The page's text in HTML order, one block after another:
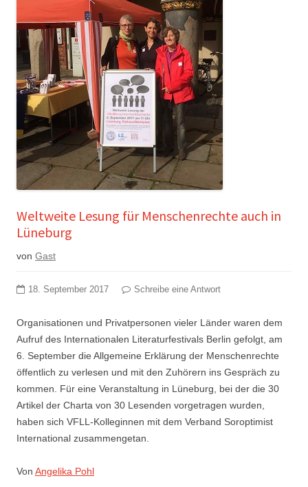
Weltweite Lesung für Menschenrechte auch in
Lüneburg
von Gast
18. September 2017 Schreibe eine Antwort
Organisationen und Privatpersonen vieler Länder waren dem
Aufruf des Internationalen Literaturfestivals Berlin gefolgt, am
6. September die Allgemeine Erklärung der Menschenrechte
öffentlich zu verlesen und mit den Zuhörern ins Gespräch zu
kommen. Für eine Veranstaltung in Lüneburg, bei der die 30
Artikel der Charta von 30 Lesenden vorgetragen wurden,
haben sich VFLL-Kolleginnen mit dem Verband Soroptimist
International zusammengetan.
Von Angelika Pohl